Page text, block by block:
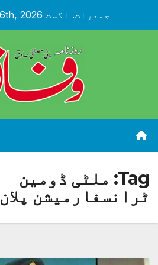
جمعرات. اگست 6th, 2026
Tag: ملٹی ڈومین
ٹرانسفارمیشن پلان